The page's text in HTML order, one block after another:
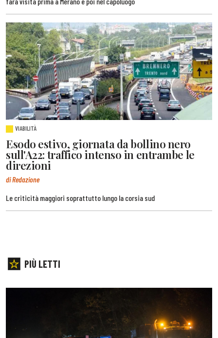
VIABILITÀ
Esodo estivo, giornata da bollino nero
sull'A22: traffico intenso in entrambe le
direzioni
di Redazione
Le criticità maggiori soprattutto lungo la corsia sud
PIÙ LETTI